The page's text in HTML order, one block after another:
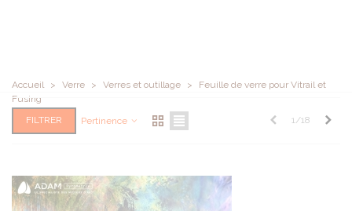
Accueil > Verre > Verres et outillage >
Feuille de verre pour Vitrail et
Fusing
FILTRER Pertinence Précédent
1/18